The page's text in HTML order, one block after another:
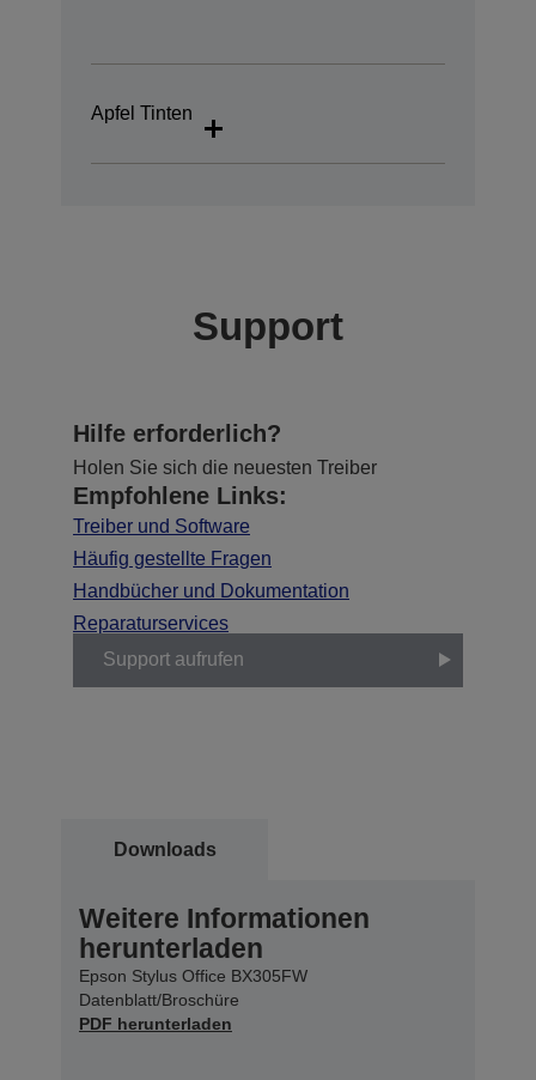
Apfel Tinten
Support
Hilfe erforderlich?
Holen Sie sich die neuesten Treiber
Empfohlene Links:
Treiber und Software
Häufig gestellte Fragen
Handbücher und Dokumentation
Reparaturservices
Support aufrufen
Downloads
Weitere Informationen
herunterladen
Epson Stylus Office BX305FW
Datenblatt/Broschüre
PDF herunterladen